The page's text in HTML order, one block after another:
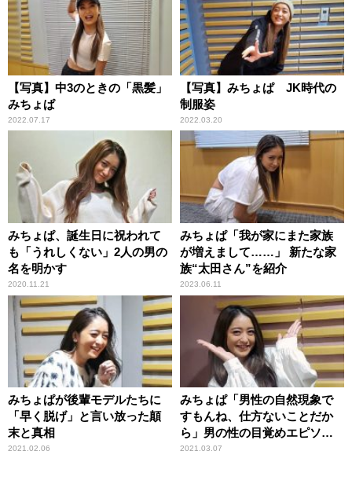
【写真】中3のときの「黒髪」
みちょぱ
2022.07.17
【写真】みちょぱ JK時代の
制服姿
2022.03.20
みちょぱ、誕生日に祝われて
も「うれしくない」2人の男の
名を明かす
2020.11.21
みちょぱ「我が家にまた家族
が増えまして……」 新たな家
族“太田さん”を紹介
2023.06.11
みちょぱが後輩モデルたちに
「早く脱げ」と言い放った顛
末と真相
2021.02.06
みちょぱ「男性の自然現象で
すもんね、仕方ないことだか
ら」男の性の目覚めエピソー
ドに理解
2021.03.07